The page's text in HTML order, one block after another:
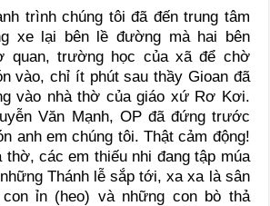
trình chúng tôi đã đến trung tâm
xe lại bên lề đường mà hai bên
quan, trường học của xã để chờ
vào, chỉ ít phút sau thầy Gioan đã
vào nhà thờ của giáo xứ Rơ Kơi.
Văn Mạnh, OP đã đứng trước
anh em chúng tôi. Thật cảm động!
thờ, các em thiếu nhi đang tập múa
Thánh lễ sắp tới, xa xa là sân
ỉn (heo) và những con bò thả